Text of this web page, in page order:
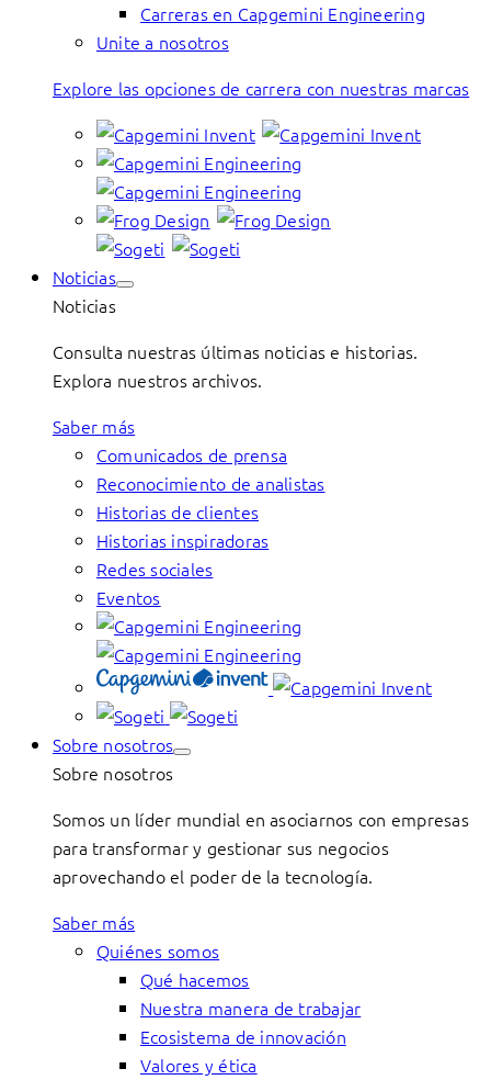
Carreras en Capgemini Engineering
Unite a nosotros
Explore las opciones de carrera con nuestras marcas
Noticias
Noticias
Consulta nuestras últimas noticias e historias.
Explora nuestros archivos.
Saber más
Comunicados de prensa
Reconocimiento de analistas
Historias de clientes
Historias inspiradoras
Redes sociales
Eventos
Sobre nosotros
Sobre nosotros
Somos un líder mundial en asociarnos con empresas
para transformar y gestionar sus negocios
aprovechando el poder de la tecnología.
Saber más
Quiénes somos
Qué hacemos
Nuestra manera de trabajar
Ecosistema de innovación
Valores y ética